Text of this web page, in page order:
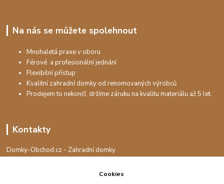
Na nás se můžete spolehnout
Mnohaletá praxe v oboru
Férové a profesionální jednání
Flexibilní přístup
Kvalitní zahradní domky od renomovaných výrobců
Prodejem to nekončí, držíme záruku na kvalitu materiálu až 5 let.
Kontakty
Domky-Obchod.cz - Zahradní domky
+420 730 501 925
Cookies